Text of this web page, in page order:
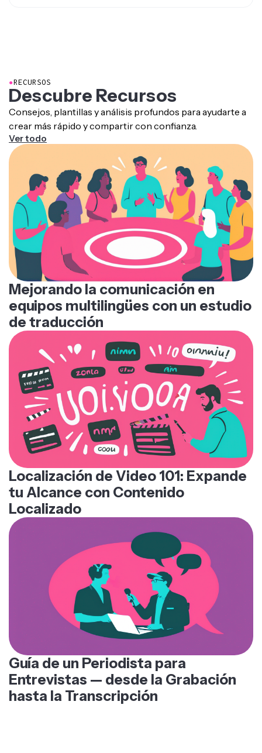
●RECURSOS
Descubre Recursos
Consejos, plantillas y análisis profundos para ayudarte a
crear más rápido y compartir con confianza.
Ver todo
Mejorando la comunicación en
equipos multilingües con un estudio
de traducción
Localización de Video 101: Expande
tu Alcance con Contenido
Localizado
Guía de un Periodista para
Entrevistas — desde la Grabación
hasta la Transcripción